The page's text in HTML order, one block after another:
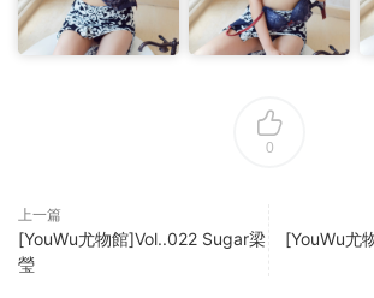
0
上一篇
[YouWu尤物館]Vol..022 Sugar梁
瑩
[YouWu尤